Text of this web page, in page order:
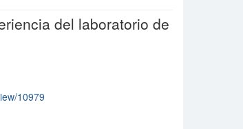
del laboratorio de
10979